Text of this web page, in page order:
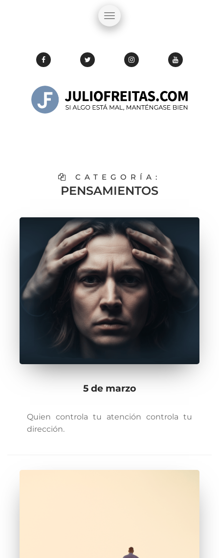
CATEGORÍA:
PENSAMIENTOS
5 de marzo
Quien controla tu atención controla tu
dirección.